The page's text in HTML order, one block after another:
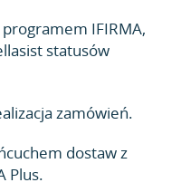
IFIRMA,
statusów
zamówień.
dostaw z
Plus.